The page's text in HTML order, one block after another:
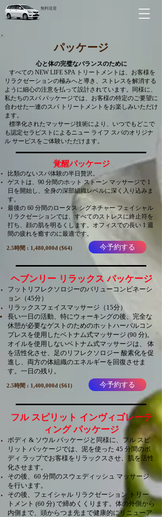
無料送迎
パッケージ
心と体の完璧なバランスのために
すべての NEW LIFE SPA トリートメントは、お客様を
リラクゼーションの極みへと導き、ストレスを解消する
ように細心の注意を払って設計されています。同様に、
私たちのスパ パッケージでは、お客様の特定のご要望に
合わせた一連のスパ トリートメントをお楽しみいただけ
ます。
標準化されたマッサージ技術により、いつでもどこで
も認定セラピストによるニュー ライフ スパのオリジナ
ル サービスをご体験いただけます。
覚醒パッケージ
比類のないスパ体験の半日贅沢。
ゲストは、90 分間のホット ストーン マッサージで 1
日を開始し、全身の深部組織レベルに深く入り込みま
す。
最後の 60 分間のロータス シグネチャー フェイシャル
リラクゼーションでは、すべてのストレスに終止符を
打ち、顔の肌を明るくします。オフィスでの長い 1 週
間の疲れを癒すのに最適です。
2.5時間 : 1,480,000đ ($64) 今予約する
ヘブンリー リラックス パッケージ
フットリフレクソロジーのバリューコンビネーシ
ョン（45分）
リラックスフェイスマッサージ（15分）
長い一日の活動、特にウォーキングの後、完全な
休憩が必要なゲストのためのホットハーバルコン
プレスを使用したベトナム式マッサージ (90 分)。
オイルを使用しないベトナム式マッサージは、 体
を活性化させ、足のリフレクソロジー 酸素化を促
進し、両方の体組織のエネルギーを回復させま
す。一日の残り。
2.5時間 : 1,400,000đ ($61) 今予約する
フル スピリット インヴィゴレーテ
ィング パッケージ
ボディ & ソウル パッケージと同様に、フル スピ
リット パッケージでは、泥を使った 45 分間のボ
ディ ラップでお客様をリラックスさせ、肌を活性
化させます。
その後、60 分間のスウェディッシュ マッサージ
を行います。
その後、フェイシャル リラクゼーション トリー
トメント (60 分) で締めくくります。体の外側から
内側まで、頭からつま先まで健康的にリニューア